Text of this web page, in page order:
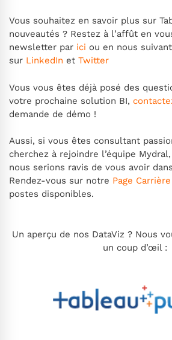
Vous souhaitez en savoir plus sur
nouveautés ? Restez à l’affût en
newsletter par ici ou en nous suivant
sur LinkedIn et Twitter
Vous vous êtes déjà posé des
votre prochaine solution BI,
demande de démo !
Aussi, si vous êtes consultant
cherchez à rejoindre l’équipe
nous serions ravis de vous avoir
Rendez-vous sur notre Page Carrière
postes disponibles.
Un aperçu de nos DataViz ? Nous
un coup d’œil :